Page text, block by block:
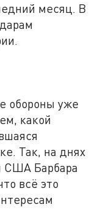
месяц. В
обороны уже
какой
Так, на днях
США Барбара
всё это